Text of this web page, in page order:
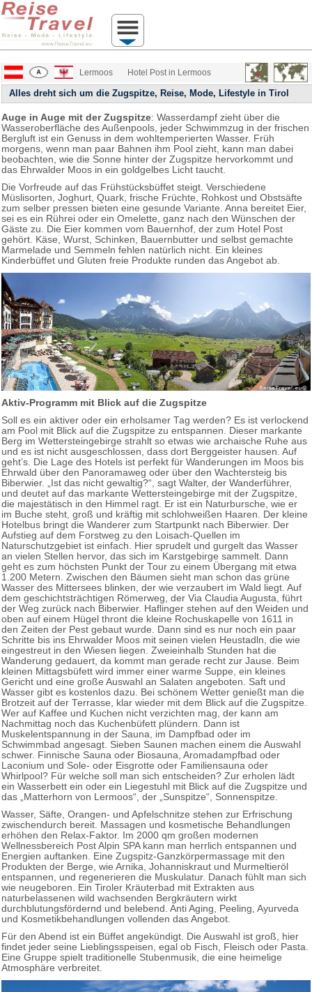
Lermoos Hotel Post in Lermoos
Alles dreht sich um die Zugspitze, Reise, Mode, Lifestyle in Tirol
Auge in Auge mit der Zugspitze: Wasserdampf zieht über die
Wasseroberfläche des Außenpools, jeder Schwimmzug in der frischen
Bergluft ist ein Genuss in dem wohltemperierten Wasser. Früh
morgens, wenn man paar Bahnen ihm Pool zieht, kann man dabei
beobachten, wie die Sonne hinter der Zugspitze hervorkommt und
das Ehrwalder Moos in ein goldgelbes Licht taucht.
Die Vorfreude auf das Frühstücksbüffet steigt. Verschiedene
Müslisorten, Joghurt, Quark, frische Früchte, Rohkost und Obstsäfte
zum selber pressen bieten eine gesunde Variante. Anna bereitet Eier,
sei es ein Rührei oder ein Omelette, ganz nach den Wünschen der
Gäste zu. Die Eier kommen vom Bauernhof, der zum Hotel Post
gehört. Käse, Wurst, Schinken, Bauernbutter und selbst gemachte
Marmelade und Semmeln fehlen natürlich nicht. Ein kleines
Kinderbüffet und Gluten freie Produkte runden das Angebot ab.
Aktiv-Programm mit Blick auf die Zugspitze
Soll es ein aktiver oder ein erholsamer Tag werden? Es ist verlockend
am Pool mit Blick auf die Zugspitze zu entspannen. Dieser markante
Berg im Wettersteingebirge strahlt so etwas wie archaische Ruhe aus
und es ist nicht ausgeschlossen, dass dort Berggeister hausen. Auf
geht’s. Die Lage des Hotels ist perfekt für Wanderungen im Moos bis
Ehrwald über den Panoramaweg oder über den Wachtersteig bis
Biberwier. „Ist das nicht gewaltig?“, sagt Walter, der Wanderführer,
und deutet auf das markante Wettersteingebirge mit der Zugspitze,
die majestätisch in den Himmel ragt. Er ist ein Naturbursche, wie er
im Buche steht, groß und kräftig mit schlohweißen Haaren. Der kleine
Hotelbus bringt die Wanderer zum Startpunkt nach Biberwier. Der
Aufstieg auf dem Forstweg zu den Loisach-Quellen im
Naturschutzgebiet ist einfach. Hier sprudelt und gurgelt das Wasser
an vielen Stellen hervor, das sich im Karstgebirge sammelt. Dann
geht es zum höchsten Punkt der Tour zu einem Übergang mit etwa
1.200 Metern. Zwischen den Bäumen sieht man schon das grüne
Wasser des Mittersees blinken, der wie verzaubert im Wald liegt. Auf
dem geschichtsträchtigen Römerweg, der Via Claudia Augusta, führt
der Weg zurück nach Biberwier. Haflinger stehen auf den Weiden und
oben auf einem Hügel thront die kleine Rochuskapelle von 1611 in
den Zeiten der Pest gebaut wurde. Dann sind es nur noch ein paar
Schritte bis ins Ehrwalder Moos mit seinen vielen Heustadln, die wie
eingestreut in den Wiesen liegen. Zweieinhalb Stunden hat die
Wanderung gedauert, da kommt man gerade recht zur Jause. Beim
kleinen Mittagsbüfett wird immer einer warme Suppe, ein kleines
Gericht und eine große Auswahl an Salaten angeboten. Saft und
Wasser gibt es kostenlos dazu. Bei schönem Wetter genießt man die
Brotzeit auf der Terrasse, klar wieder mit dem Blick auf die Zugspitze.
Wer auf Kaffee und Kuchen nicht verzichten mag, der kann am
Nachmittag noch das Kuchenbüfett plündern. Dann ist
Muskelentspannung in der Sauna, im Dampfbad oder im
Schwimmbad angesagt. Sieben Saunen machen einem die Auswahl
schwer. Finnische Sauna oder Biosauna, Aromadampfbad oder
Laconium und Sole- oder Eisgrotte oder Familiensauna oder
Whirlpool? Für welche soll man sich entscheiden? Zur erholen lädt
ein Wasserbett ein oder ein Liegestuhl mit Blick auf die Zugspitze und
das „Matterhorn von Lermoos“, der „Sunspitze“, Sonnenspitze.
Wasser, Säfte, Orangen- und Apfelschnitze stehen zur Erfrischung
zwischendurch bereit. Massagen und kosmetische Behandlungen
erhöhen den Relax-Faktor. Im 2000 qm großen modernen
Wellnessbereich Post Alpin SPA kann man herrlich entspannen und
Energien auftanken. Eine Zugspitz-Ganzkörpermassage mit den
Produkten der Berge, wie Arnika, Johanniskraut und Murmeltieröl
entspannen, und regenerieren die Muskulatur. Danach fühlt man sich
wie neugeboren. Ein Tiroler Kräuterbad mit Extrakten aus
naturbelassenen wild wachsenden Bergkräutern wirkt
durchblutungsfördernd und belebend. Anti Aging, Peeling, Ayurveda
und Kosmetikbehandlungen vollenden das Angebot.
Für den Abend ist ein Büffet angekündigt. Die Auswahl ist groß, hier
findet jeder seine Lieblingsspeisen, egal ob Fisch, Fleisch oder Pasta.
Eine Gruppe spielt traditionelle Stubenmusik, die eine heimelige
Atmosphäre verbreitet.